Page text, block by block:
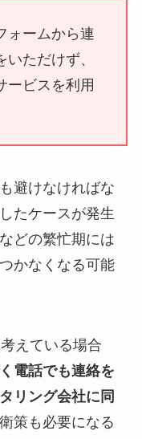
ォームから連
ただけず、
ービスを利用
避けなければな
たケースが発生
どの繁忙期には
かなくなる可能
えている場合
電話でも連絡を
リング会社に同
策も必要になる